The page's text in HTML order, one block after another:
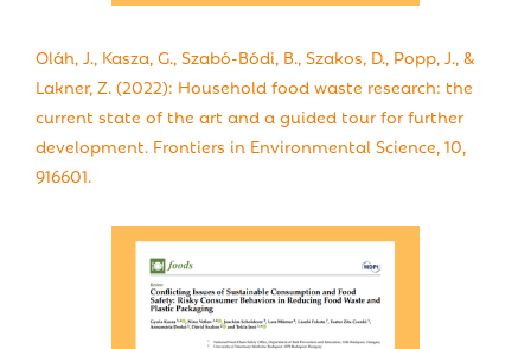
Oláh, J., Kasza, G., Szabó-Bódi, B., Szakos, D., Popp, J., &
Lakner, Z. (2022): Household food waste research: the
current state of the art and a guided tour for further
development. Frontiers in Environmental Science, 10,
916601.